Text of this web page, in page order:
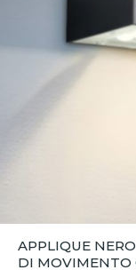
APPLIQUE
DI MOVIMENTO